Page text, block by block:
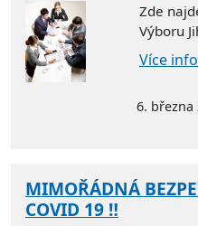
Zde
Výboru
Více
6. března
MIMOŘÁDNÁ
COVID 19 ‼